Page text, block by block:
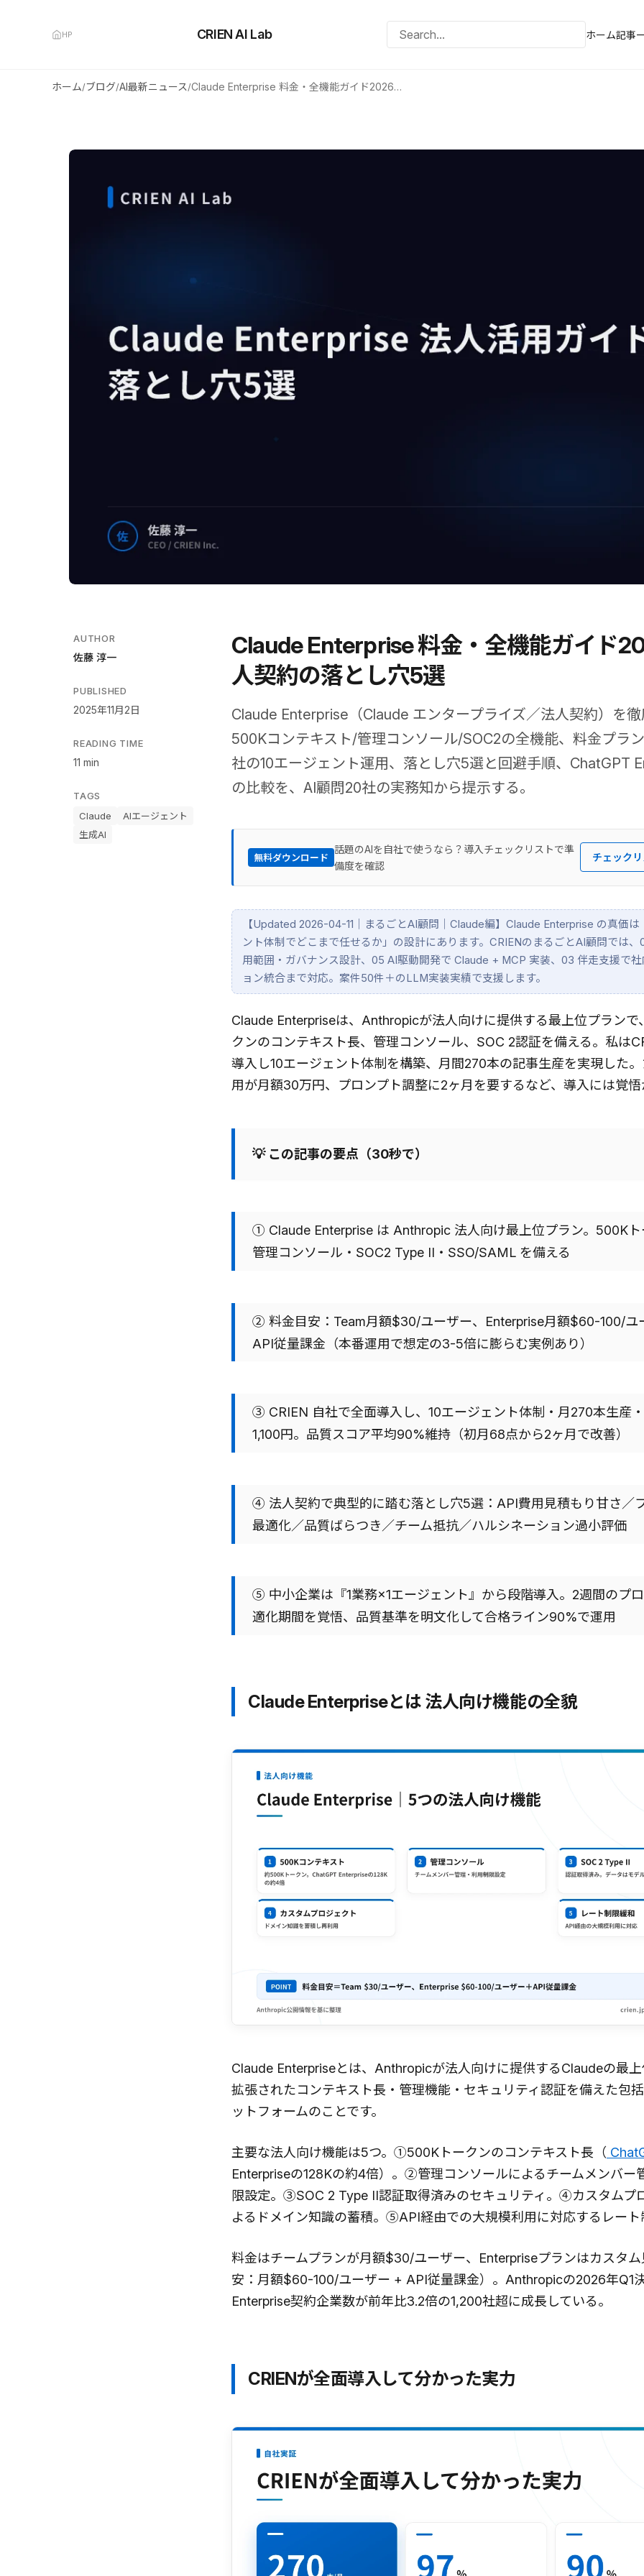
HP CRIEN AI Lab ホーム記事
ホーム/ブログ/AI最新ニュース/ Claude Enterprise 料金・全機能ガイド2026｜法人契約の落とし穴5選
AUTHOR
佐藤 淳一
PUBLISHED
2025年11月2日
READING TIME
11 min
TAGS
Claude
AIエージェント
生成AI
Claude Enterprise 料金・全機能ガイド
人契約の落とし穴5選
Claude Enterprise（Claude エンタープライズ／法人契約）を
500Kコンテキスト/管理コンソール/SOC2の全機能、料金プラ
社の10エージェント運用、落とし穴5選と回避手順、ChatGPT
の比較を、AI顧問20社の実務知から提示する。
無料ダウンロード
話題のAIを自社で使うなら？導入チェックリストで準
備度を確認
チェック
【Updated 2026-04-11｜まるごとAI顧問｜Claude編】Claude Enterprise の真価は
ント体制でどこまで任せるか」の設計にあります。CRIENのまるごとAI顧問では、
用範囲・ガバナンス設計、05 AI駆動開発で Claude + MCP 実装、03 伴走支援で
ョン統合まで対応。案件50件＋のLLM実装実績で支援します。
Claude Enterpriseは、Anthropicが法人向けに提供する最上位プランで
クンのコンテキスト長、管理コンソール、SOC 2認証を備える。私は
導入し10エージェント体制を構築、月間270本の記事生産を実現した
用が月額30万円、プロンプト調整に2ヶ月を要するなど、導入には覚
💡 この記事の要点（30秒で）
① Claude Enterprise は Anthropic 法人向け最上位プラン。500Kト
管理コンソール・SOC2 Type II・SSO/SAML を備える
② 料金目安：Team月額$30/ユーザー、Enterprise月額$60-100/ユ
API従量課金（本番運用で想定の3-5倍に膨らむ実例あり）
③ CRIEN 自社で全面導入し、10エージェント体制・月270本生産
1,100円。品質スコア平均90%維持（初月68点から2ヶ月で改善）
④ 法人契約で典型的に踏む落とし穴5選：API費用見積もり甘さ／
最適化／品質ばらつき／チーム抵抗／ハルシネーション過小評価
⑤ 中小企業は『1業務×1エージェント』から段階導入。2週間のプ
適化期間を覚悟、品質基準を明文化して合格ライン90%で運用
Claude Enterpriseとは 法人向け機能の全貌
Claude Enterpriseとは、Anthropicが法人向けに提供するClaudeの最
拡張されたコンテキスト長・管理機能・セキュリティ認証を備えた包
ットフォームのことです。
主要な法人向け機能は5つ。①500Kトークンのコンテキスト長（
Enterpriseの128Kの約4倍）。②管理コンソールによるチームメンバー
限設定。③SOC 2 Type II認証取得済みのセキュリティ。④カスタムプ
よるドメイン知識の蓄積。⑤API経由での大規模利用に対応するレート
料金はチームプランが月額$30/ユーザー、Enterpriseプランはカスタ
安：月額$60-100/ユーザー + API従量課金）。Anthropicの2026年Q1
Enterprise契約企業数が前年比3.2倍の1,200社超に成長している。
CRIENが全面導入して分かった実力